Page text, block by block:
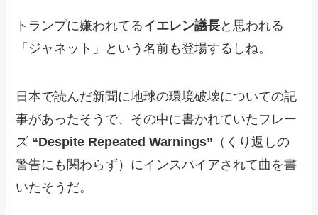
トランプに嫌われてるイエレン議長と思われる
「ジャネット」という名前も登場するしね。
日本で読んだ新聞に地球の環境破壊についての記
事があったそうで、その中に書かれていたフレー
ズ “Despite Repeated Warnings” （くり返しの
警告にも関わらず）にインスパイアされて曲を書
いたそうだ。